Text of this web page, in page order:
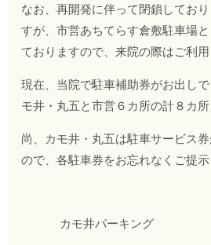
なお、再開発に伴って閉鎖してお
すが、市営あちてらす倉敷駐車場
ておりますので、来院の際はご利用
現在、当院で駐車補助券がお出し
モ井 ・ 丸五と市営６カ所の計８カ所
尚、 カモ井 ・ 丸五は駐車サービス
ので、各駐車券をお忘れなくご提示
カモ井パーキング